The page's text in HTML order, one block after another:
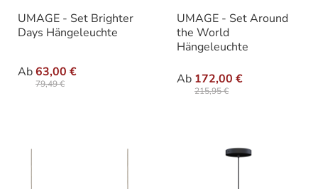
UMAGE - Set Brighter
Days Hängeleuchte
Ab63,00 €
79,49 €
Varianten
UMAGE - Set Around
the World
Hängeleuchte
Ab 172,00 €
215,95 €
Varianten